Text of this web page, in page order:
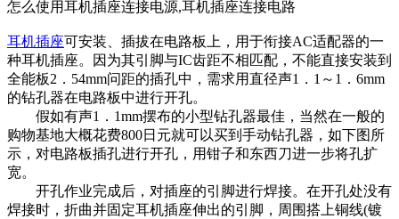
怎么使用耳机插座连接电源,耳机插座连接电路
耳机插座可安装、插拔在电路板上，用于衔接AC适配器的一
种耳机插座。因为其引脚与IC齿距不相匹配，不能直接安装到
全能板2．54mm问距的插孔中，需求用直径声1．1～1．6mm
的钻孔器在电路板中进行开孔。
假如有声1．1mm摆布的小型钻孔器最佳，当然在一般的
购物基地大概花费800日元就可以买到手动钻孔器，如下图所
示，对电路板插孔进行开孔，用钳子和东西刀进一步将孔扩
宽。
开孔作业完成后，对插座的引脚进行焊接。在开孔处没有
焊接时，折曲并固定耳机插座伸出的引脚，周围搭上铜线(镀